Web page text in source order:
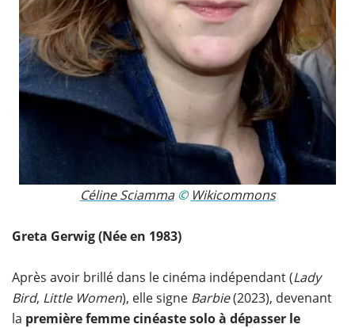
Céline Sciamma​© Wikicommons
Greta Gerwig (Née en 1983)
Après avoir brillé dans le cinéma indépendant (Lady
Bird, Little Women), elle signe Barbie(2023), devenant
la première femme cinéaste solo à dépasser le